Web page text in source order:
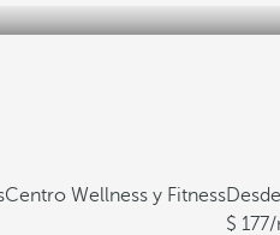
Centro Wellness y FitnessDesde
177/